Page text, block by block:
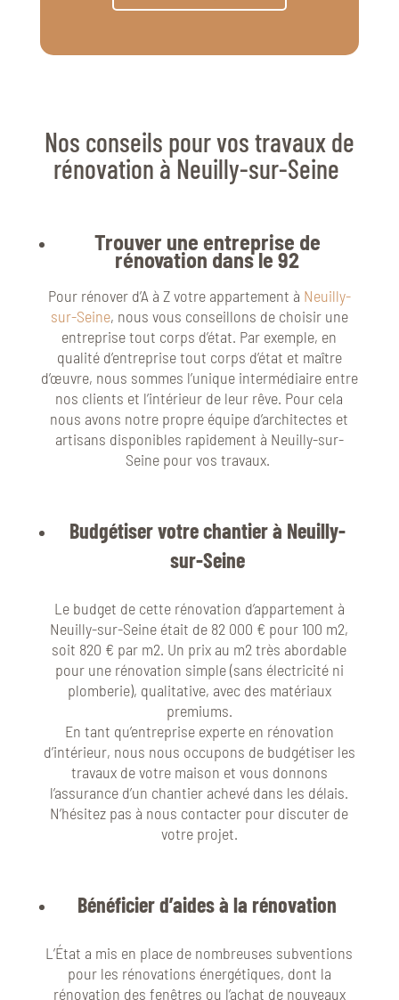
Nos conseils pour vos travaux de
rénovation à Neuilly-sur-Seine
Trouver une entreprise de
rénovation dans le 92
Pour rénover d’A à Z votre appartement à Neuilly-
sur-Seine, nous vous conseillons de choisir une
entreprise tout corps d’état. Par exemple, en
qualité d’entreprise tout corps d’état et maître
d’œuvre, nous sommes l’unique intermédiaire entre
nos clients et l’intérieur de leur rêve. Pour cela
nous avons notre propre équipe d’architectes et
artisans disponibles rapidement à Neuilly-sur-
Seine pour vos travaux.
Budgétiser votre chantier à Neuilly-
sur-Seine
Le budget de cette rénovation d’appartement à
Neuilly-sur-Seine était de 82 000 € pour 100 m2,
soit 820 € par m2. Un prix au m2 très abordable
pour une rénovation simple (sans électricité ni
plomberie), qualitative, avec des matériaux
premiums.
En tant qu’entreprise experte en rénovation
d’intérieur, nous nous occupons de budgétiser les
travaux de votre maison et vous donnons
l’assurance d’un chantier achevé dans les délais.
N’hésitez pas à nous contacter pour discuter de
votre projet.
Bénéficier d’aides à la rénovation
L’État a mis en place de nombreuses subventions
pour les rénovations énergétiques, dont la
rénovation des fenêtres ou l’achat de nouveaux